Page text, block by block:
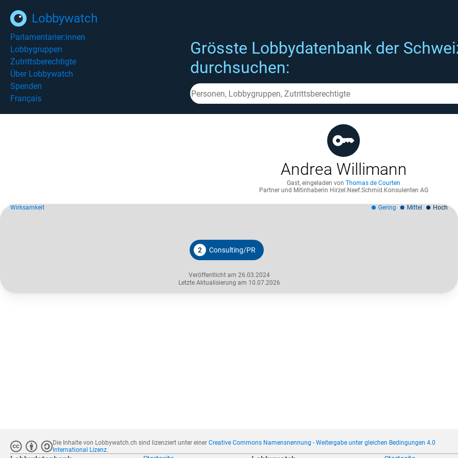
Lobbywatch
Parlamentarier:innen
Lobbygruppen
Zutrittsberechtigte
Über Lobbywatch
Spenden
Français
Grösste Lobbydatenbank der
durchsuchen:
Andrea Willimann
Gast, eingeladen von Thomas de Courten
Partner und Mitinhaberin Hirzel.Neef.Schmid.Konsulenten AG
2 Consulting/PR
Veröffentlicht am 26.03.2024
Letzte Aktualisierung am 10.07.2026
Wirksamkeit Gering Mittel Hoch
Die Inhalte von Lobbywatch.ch sind lizenziert unter einerCreative Commons Namensnennung - Weitergabe unter gleichen Bedingungen 4.0
International Lizenz.